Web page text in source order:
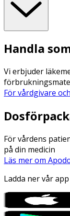
Handla
Vi erbjuder
För vårdgivare
För vårdens
på din medicin
Läs mer om
Ladda ner vår app